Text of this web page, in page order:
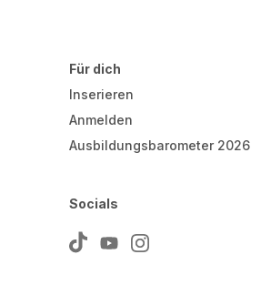
Für dich
Inserieren
Anmelden
Ausbildungsbarometer 2026
Socials